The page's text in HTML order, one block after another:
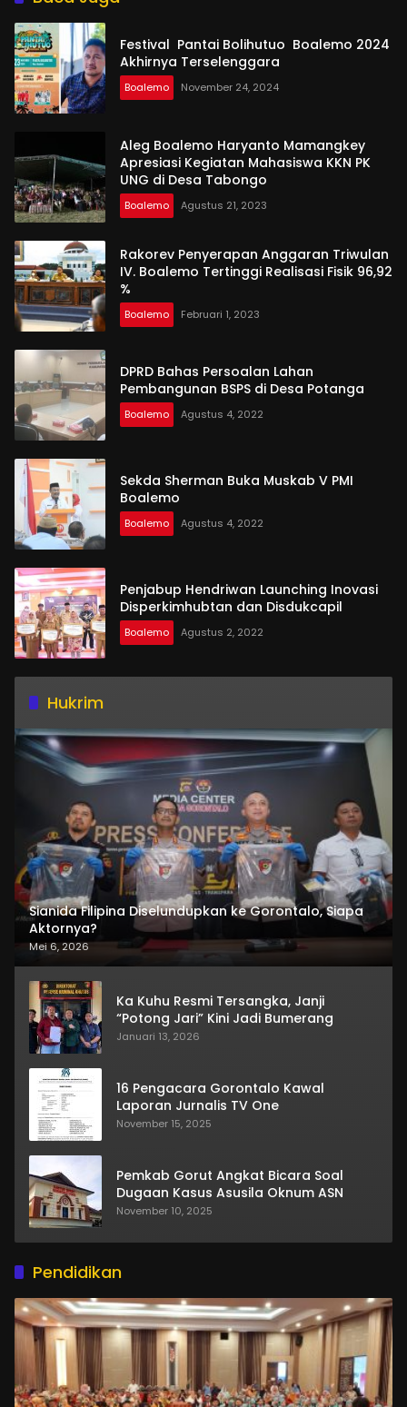
Festival Pantai Bolihutuo Boalemo 2024
Akhirnya Terselenggara
Boalemo November 24, 2024
Aleg Boalemo Haryanto Mamangkey
Apresiasi Kegiatan Mahasiswa KKN PK
UNG di Desa Tabongo
Boalemo Agustus 21, 2023
Rakorev Penyerapan Anggaran Triwulan
IV. Boalemo Tertinggi Realisasi Fisik 96,92
%
Boalemo Februari 1, 2023
DPRD Bahas Persoalan Lahan
Pembangunan BSPS di Desa Potanga
Boalemo Agustus 4, 2022
Sekda Sherman Buka Muskab V PMI
Boalemo
Boalemo Agustus 4, 2022
Penjabup Hendriwan Launching Inovasi
Disperkimhubtan dan Disdukcapil
Boalemo Agustus 2, 2022
Hukrim
Sianida Filipina Diselundupkan ke Gorontalo, Siapa
Aktornya?
Mei 6, 2026
Ka Kuhu Resmi Tersangka, Janji
“Potong Jari” Kini Jadi Bumerang
Januari 13, 2026
16 Pengacara Gorontalo Kawal
Laporan Jurnalis TV One
November 15, 2025
Pemkab Gorut Angkat Bicara Soal
Dugaan Kasus Asusila Oknum ASN
November 10, 2025
Pendidikan